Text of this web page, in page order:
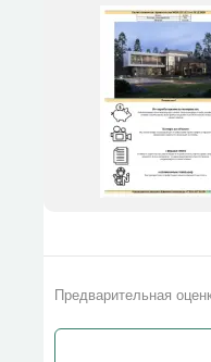
Предварительная